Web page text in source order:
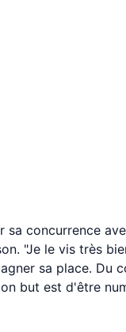
concurrence
"Je le vis très
sa place. Du
but est d'être